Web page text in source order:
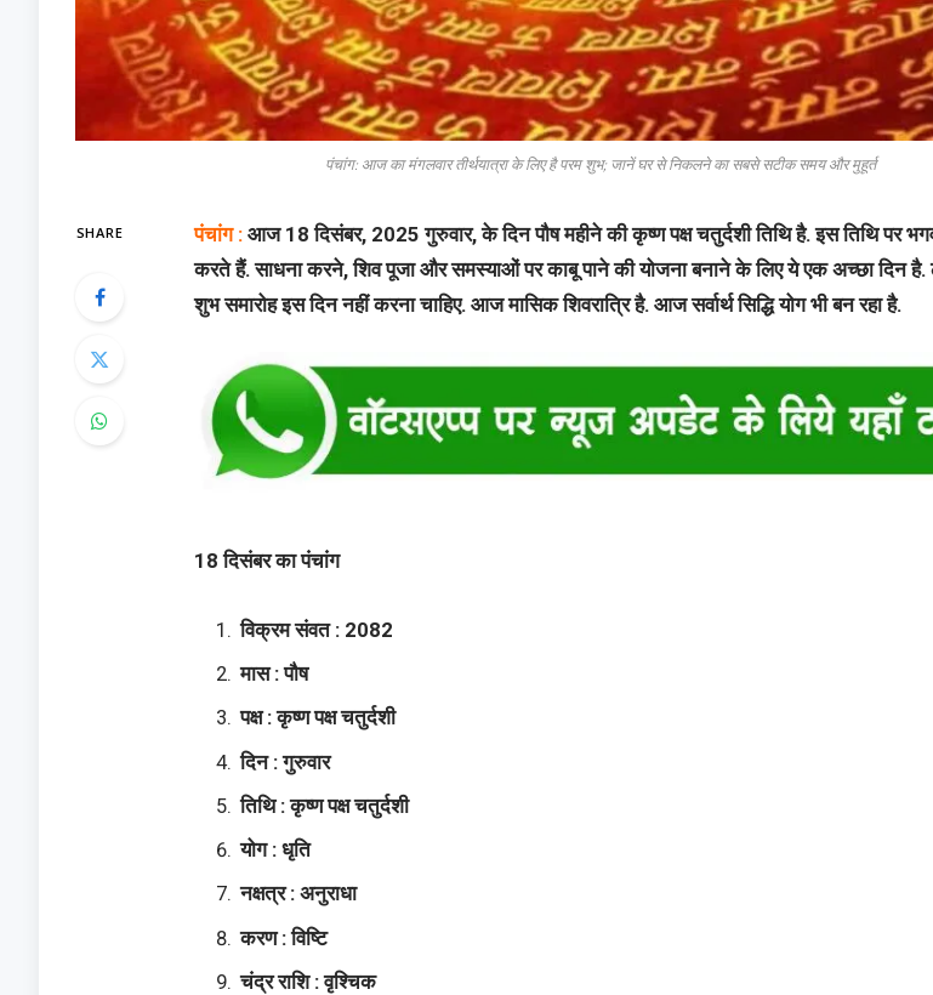
पंचांग: आज का मंगलवार तीर्थयात्रा के लिए है परम शुभ; जानें घर से निकलने का सबसे सटीक समय और मुहूर्त
SHARE पंचांग : आज 18 दिसंबर, 2025 गुरुवार, के दिन पौष महीने की कृष्ण पक्ष चतुर्दशी तिथि है. इस तिथि पर
करते हैं. साधना करने, शिव पूजा और समस्याओं पर काबू पाने की योजना बनाने के लिए ये एक अच्छा दिन है.
शुभ समारोह इस दिन नहीं करना चाहिए. आज मासिक शिवरात्रि है. आज सर्वार्थ सिद्धि योग भी बन रहा है.
18 दिसंबर का पंचांग
विक्रम संवत : 2082
मास : पौष
पक्ष : कृष्ण पक्ष चतुर्दशी
दिन : गुरुवार
तिथि : कृष्ण पक्ष चतुर्दशी
योग : धृति
नक्षत्र : अनुराधा
करण : विष्टि
चंद्र राशि : वृश्चिक